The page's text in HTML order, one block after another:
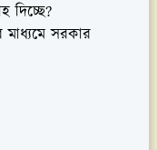
দিচ্ছে?
মাধ্যমে সরকার